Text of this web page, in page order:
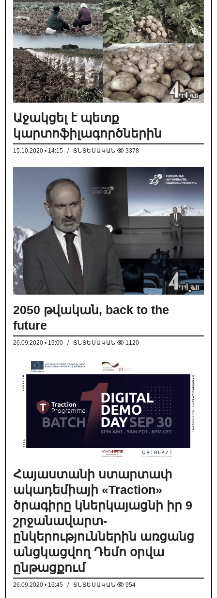
Աջակցել է պետք
կարտոֆիլագործներին
15.10.2020 • 14:15 / ՏՆՏԵՍԱԿԱՆ 3378
2050 թվական, back to the
future
26.09.2020 • 19:00 / ՏՆՏԵՍԱԿԱՆ 1120
Հայաստանի ստարտափ
ակադեմիայի «Traction»
ծրագիրը կներկայացնի իր 9
շրջանավարտ-
ընկերություններին առցանց
անցկացվող Դեմո օրվա
ընթացքում
26.09.2020 • 16:45 / ՏՆՏԵՍԱԿԱՆ 954